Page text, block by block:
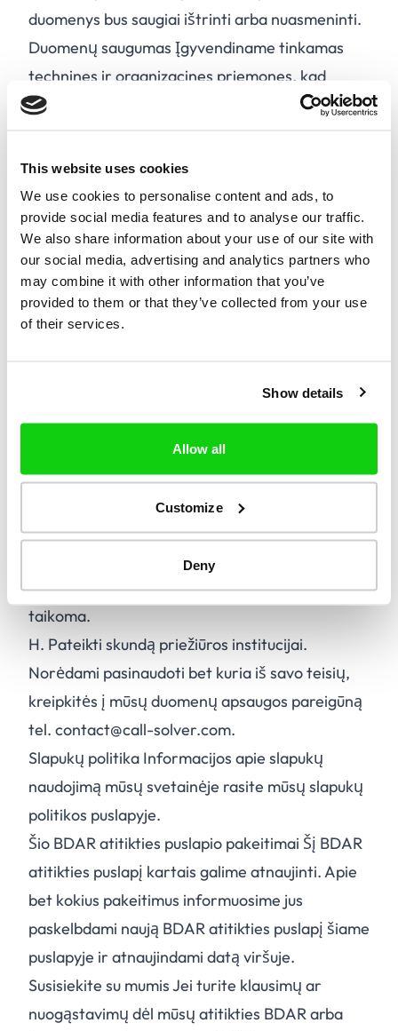
This website uses cookies
We use cookies to personalise content and ads, to
provide social media features and to analyse our traffic.
We also share information about your use of our site with
our social media, advertising and analytics partners who
may combine it with other information that you’ve
provided to them or that they’ve collected from your use
of their services.
Show details
Allow all
Customize
Deny
duomenys bus saugiai ištrinti arba nuasmeninti.
Duomenų saugumas Įgyvendiname tinkamas
technines ir organizacines priemones, kad
apsaugotume jūsų asmens duomenis nuo
sunaikinimo.
Duomenų dalijimasis Jūsų asmens duomenimis
galime dalytis su trečiųjų šalių paslaugų
teikėjais, partneriais arba valdžios institucijomis
pagal BDAR. Mes neparduodame ir
nenuomojame jūsų asmens duomenų
trečiosioms šalims rinkodaros tikslais.
Prieiti prie savo asmens duomenų.
C.Ištrinti savo asmens duomenis.
Apriboti jūsų asmens duomenų tvarkymą.
E.Prieštarauti jūsų asmens duomenų tvarkymui.
Duomenų perkėlimas.
G.Atšaukti sutikimą tvarkyti duomenis, jei
taikoma.
H. Pateikti skundą priežiūros institucijai.
Norėdami pasinaudoti bet kuria iš savo teisių,
kreipkitės į mūsų duomenų apsaugos pareigūną
tel. contact@call-solver.com.
Slapukų politika Informacijos apie slapukų
naudojimą mūsų svetainėje rasite mūsų slapukų
politikos puslapyje.
Šio BDAR atitikties puslapio pakeitimai Šį BDAR
atitikties puslapį kartais galime atnaujinti. Apie
bet kokius pakeitimus informuosime jus
paskelbdami naują BDAR atitikties puslapį šiame
puslapyje ir atnaujindami datą viršuje.
Susisiekite su mumis Jei turite klausimų ar
nuogąstavimų dėl mūsų atitikties BDAR arba